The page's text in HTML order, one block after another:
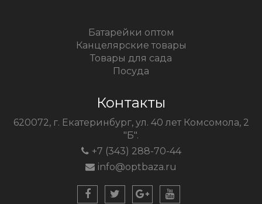
Батарейки оптом
Канцелярские товары
Товары для сада
Посуда
Контакты
620072, г. Екатеринбург, ул. 40 лет Комсомола, 2
"Б".
+7 (343) 288-70-44
info@optbaza.ru